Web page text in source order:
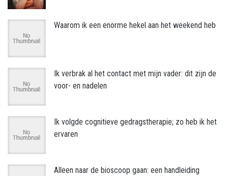
Waarom ik een enorme hekel aan het weekend heb
Ik verbrak al het contact met mijn vader: dit zijn de
voor- en nadelen
Ik volgde cognitieve gedragstherapie; zo heb ik het
ervaren
Alleen naar de bioscoop gaan: een handleiding